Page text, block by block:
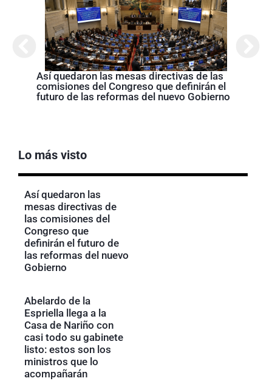
Así quedaron las mesas directivas de las
comisiones del Congreso que definirán el
futuro de las reformas del nuevo Gobierno
Lo más visto
Así quedaron las
mesas directivas de
las comisiones del
Congreso que
definirán el futuro de
las reformas del nuevo
Gobierno
Abelardo de la
Espriella llega a la
Casa de Nariño con
casi todo su gabinete
listo: estos son los
ministros que lo
acompañarán